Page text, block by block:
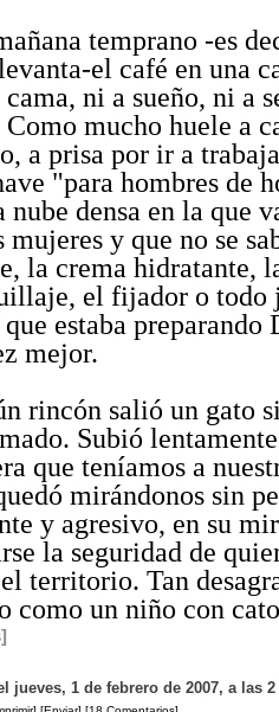
temprano -es
el café en una
ni a sueño, ni a
Como mucho huele a
a prisa por ir a
"para hombres de
nube densa en la que
mujeres y que no se
la crema hidratante,
el fijador o todo
estaba preparando
mejor.
rincón salió un gato
Subió
que teníamos a
mirándonos sin
y agresivo, en su
la seguridad de
territorio. Tan
como un niño con
jueves, 1 de febrero de 2007, a las